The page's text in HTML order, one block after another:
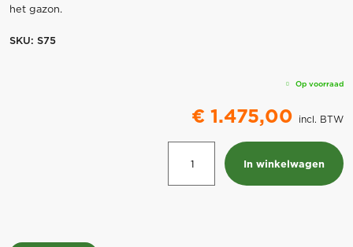
€ 1.475,00 incl. BTW
het gazon.
Op voorraad
Topdresser
S75
In winkelwagen
SKU: S75